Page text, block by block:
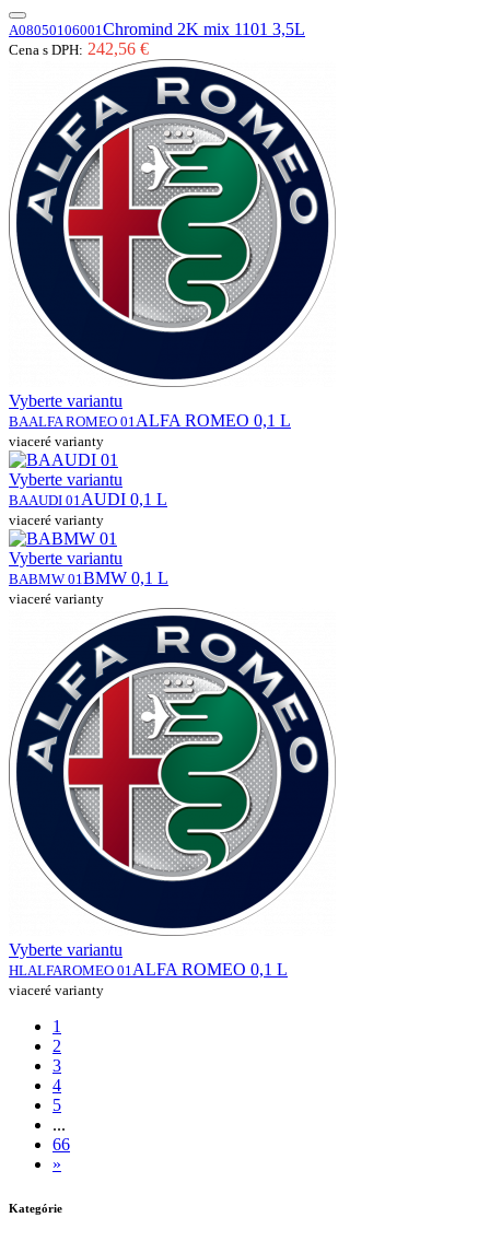
A08050106001Chromind 2K mix 1101 3,5L
Cena s DPH: 242,56 €
Vyberte variantu
BAALFA ROMEO 01ALFA ROMEO 0,1 L
viaceré varianty
Vyberte variantu
BAAUDI 01AUDI 0,1 L
viaceré varianty
Vyberte variantu
BABMW 01BMW 0,1 L
viaceré varianty
Vyberte variantu
HLALFAROMEO 01ALFA ROMEO 0,1 L
viaceré varianty
1
2
3
4
5
...
66
»
Kategórie